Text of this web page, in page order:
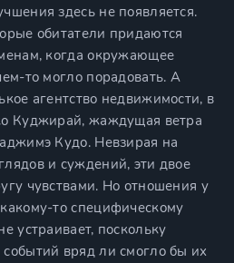
здесь не появляется.
обитатели придаются
когда окружающее
то могло порадовать. А
агентство недвижимости, в
Куджирай, жаждущая ветра
Кудо. Невзирая на
и суждений, эти двое
чувствами. Но отношения у
то специфическому
устраивает, поскольку
вряд ли смогло бы их